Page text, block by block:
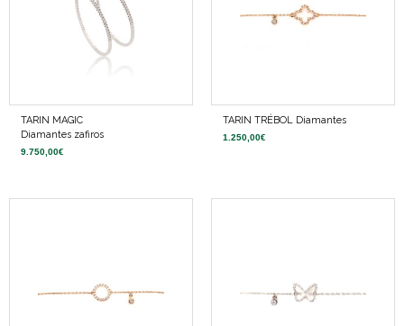
TARIN MAGIC
Diamantes zafiros
9.750,00€
TARIN TRÉBOL Diamantes
1.250,00€